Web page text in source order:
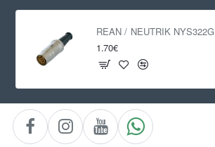
REAN / NEUTRIK NYS322G
1.70€